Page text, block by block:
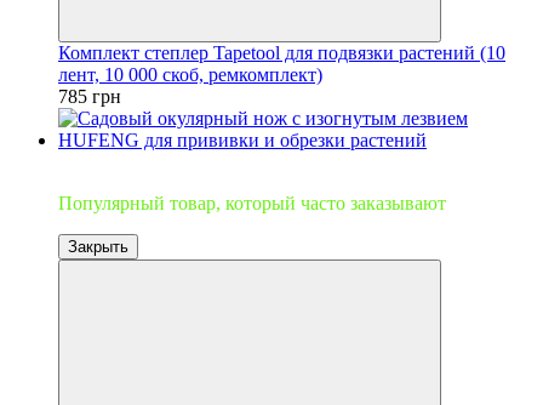
Комплект степлер Tapetool для подвязки растений (10
лент, 10 000 скоб, ремкомплект)
785 грн
Популярный товар, который часто заказывают
Закрыть